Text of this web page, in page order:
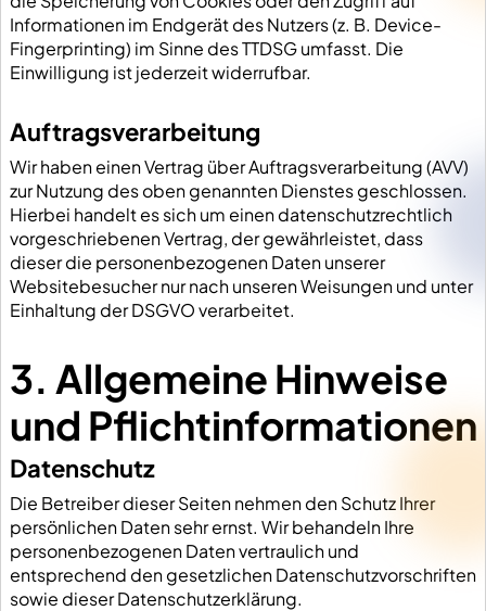
Informationen im Endgerät des Nutzers (z. B. Device-
Fingerprinting) im Sinne des TTDSG umfasst. Die
Einwilligung ist jederzeit widerrufbar.
Auftragsverarbeitung
Wir haben einen Vertrag über Auftragsverarbeitung (AVV)
zur Nutzung des oben genannten Dienstes geschlossen.
Hierbei handelt es sich um einen datenschutzrechtlich
vorgeschriebenen Vertrag, der gewährleistet, dass
dieser die personenbezogenen Daten unserer
Websitebesucher nur nach unseren Weisungen und unter
Einhaltung der DSGVO verarbeitet.
3. Allgemeine Hinweise
und Pflicht­informationen
Datenschutz
Die Betreiber dieser Seiten nehmen den Schutz Ihrer
persönlichen Daten sehr ernst. Wir behandeln Ihre
personenbezogenen Daten vertraulich und
entsprechend den gesetzlichen Datenschutzvorschriften
sowie dieser Datenschutzerklärung.